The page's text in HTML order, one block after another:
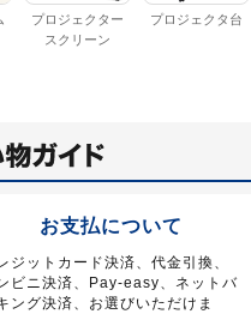
プロジェクター
スクリーン
プロジェクタ台
お支払について
ジットカード決済、代金引換、
ビニ決済、Pay-easy、ネットバ
ング決済、お選びいただけま